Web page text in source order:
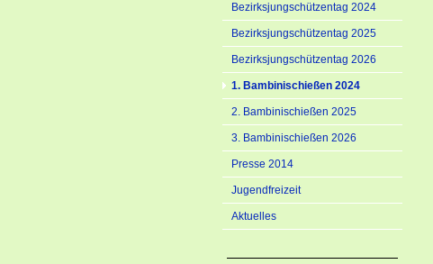
Bezirksjungschützentag 2024
Bezirksjungschützentag 2025
Bezirksjungschützentag 2026
1. Bambinischießen 2024
2. Bambinischießen 2025
3. Bambinischießen 2026
Presse 2014
Jugendfreizeit
Aktuelles